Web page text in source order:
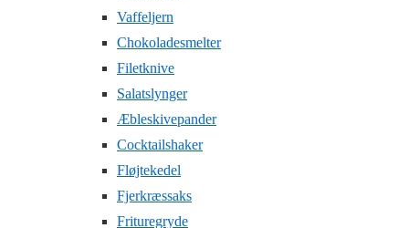
Vaffeljern
Chokoladesmelter
Filetknive
Salatslynger
Æbleskivepander
Cocktailshaker
Fløjtekedel
Fjerkræssaks
Frituregryde